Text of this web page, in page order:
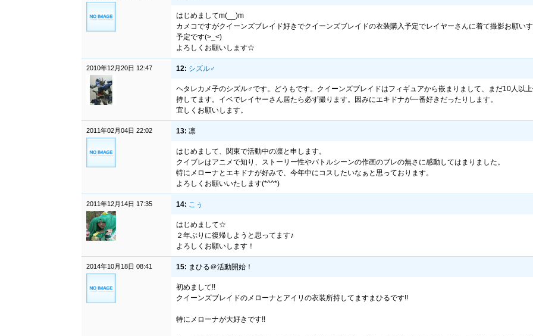
はじめましてm(__)m
カメコですがクイーンズブレイド好きでクイーンズブレイドの衣装購入予定でレイヤーさんに着て撮影お願い
予定です(>_<)
よろしくお願いします☆
2010年12月20日 12:47 12: シズル♂
ヘタレカメ子のシズル♂です。どうもです。クイーンズブレイドはフィギュアから嵌まりまして、まだ10人以
持してます。イベでレイヤーさん居たら必ず撮ります。因みにエキドナが一番好きだったりします。
宜しくお願いします。
2011年02月04日 22:02 13: 凛
はじめまして、関東で活動中の凛と申します。
クイブレはアニメで知り、ストーリー性やバトルシーンの作画のブレの無さに感動してはまりました。
特にメローナとエキドナが好みで、今年中にコスしたいなぁと思っております。
よろしくお願いいたします(*^^*)
2011年12月14日 17:35 14: こぅ
はじめまして☆
２年ぶりに復帰しようと思ってます♪
よろしくお願いします！
2014年10月18日 08:41 15: まひる＠活動開始！
初めまして!!
クイーンズブレイドのメローナとアイリの衣装所持してますまひるです!!
特にメローナが大好きです!!